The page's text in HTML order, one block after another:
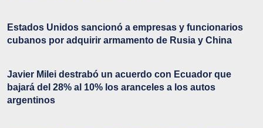
Estados Unidos sancionó a empresas y funcionarios
cubanos por adquirir armamento de Rusia y China
Javier Milei destrabó un acuerdo con Ecuador que
bajará del 28% al 10% los aranceles a los autos
argentinos